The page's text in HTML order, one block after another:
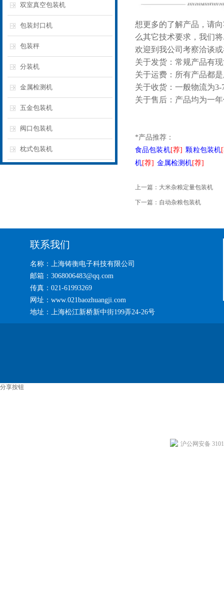
双室真空包装机
包装封口机
包装秤
分装机
金属检测机
五金包装机
阀口包装机
枕式包装机
想更多的了解产品，请
么其它技术要求，我们
欢迎到我公司考察洽谈
关于发货：常规产品有
关于运费：所有产品都
关于收货：一般物流为
关于售后：产品均为一
*产品推荐：
食品包装机[荐] 颗粒包装机
机[荐] 金属检测机[荐]
上一篇： 大米杂粮定量包装机
下一篇： 自动杂粮包装机
联系我们
名称：上海铸衡电子科技有限公司
邮箱：3068006483@qq.com
传真：021-61993269
网址：www.021baozhuangji.com
地址：上海松江新桥新中街199弄24-26号
分享按钮
沪公网安备